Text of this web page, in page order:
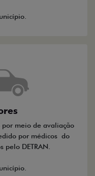
por meio de avaliação
por médicos do
pelo DETRAN.